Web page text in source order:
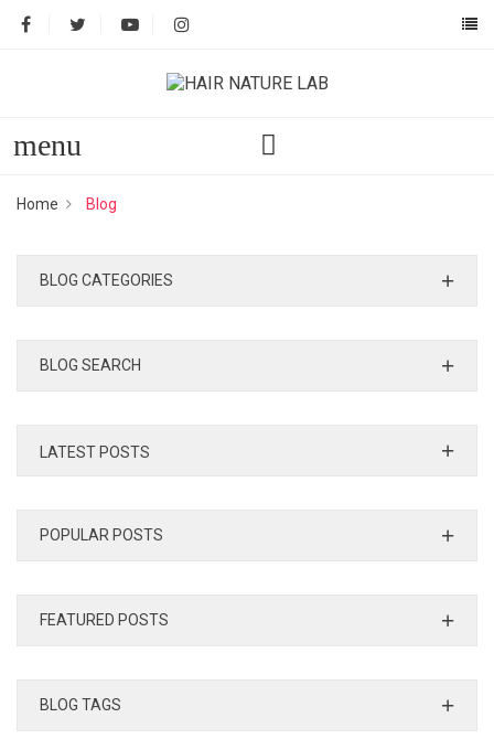
menu
Home Blog
BLOG CATEGORIES
BLOG SEARCH
LATEST POSTS
POPULAR POSTS
FEATURED POSTS
BLOG TAGS